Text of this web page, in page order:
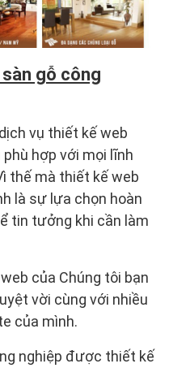
gỗ công
vụ thiết kế web
hợp với mọi lĩnh
thế mà thiết kế web
là sự lựa chọn hoàn
tin tưởng khi cần làm
của Chúng tôi bạn
vời cùng với nhiều
của mình.
nghiệp được thiết kế